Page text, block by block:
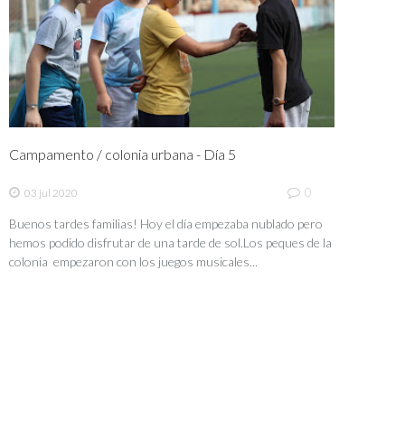
Campamento / colonia urbana - Día 5
03 jul 2020 0
Buenos tardes familias! Hoy el día empezaba nublado pero
hemos podido disfrutar de una tarde de sol.Los peques de la
colonia empezaron con los juegos musicales...